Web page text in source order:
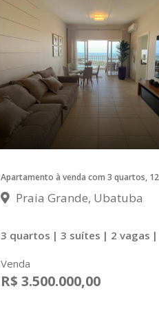
Apartamento à venda com 3 quartos,
Praia Grande, Ubatuba
3 quartos | 3 suítes | 2 vagas
Venda
R$ 3.500.000,00